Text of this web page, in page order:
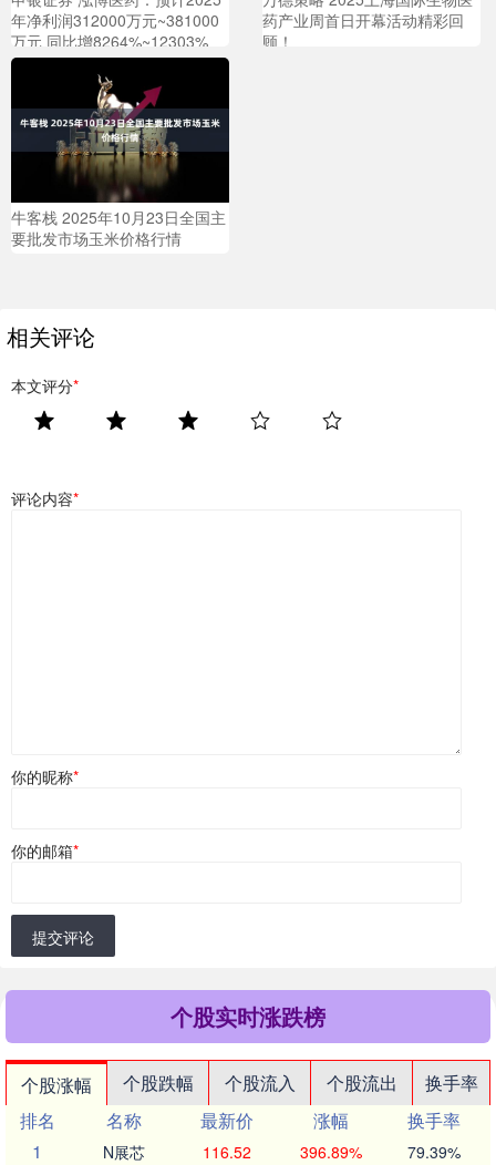
年净利润312000万元~381000
万元 同比增8264%~12303%
药产业周首日开幕活动精彩回
顾！
牛客栈 2025年10月23日全国主
要批发市场玉米价格行情
相关评论
本文评分*
评论内容*
你的昵称*
你的邮箱*
提交评论
个股实时涨跌榜
个股涨幅 个股跌幅 个股流入 个股流出
换手率
排名
名称 最新价 涨幅
换手率
1
N展芯 116.52 396.89% 79.39%